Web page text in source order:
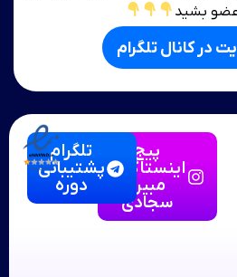
عضو بشید
در کانال تلگرام
پیج
اینستاگرام
مبین
سجادی
تلگرام
پشتیبانی
دوره